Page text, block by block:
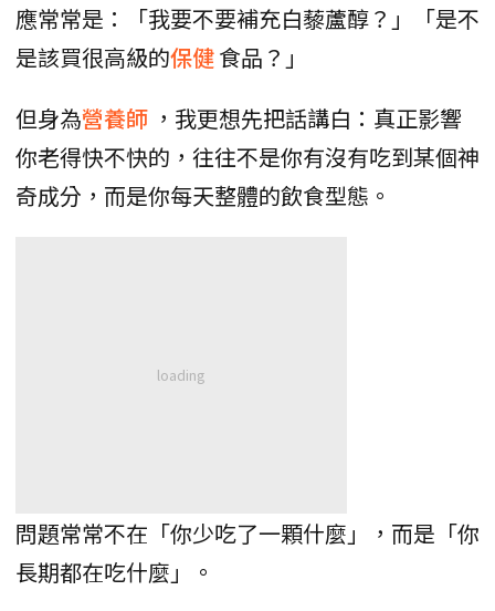
應常常是：「我要不要補充白藜蘆醇？」「是不
是該買很高級的保健食品？」
但身為營養師 ，我更想先把話講白：真正影響
你老得快不快的，往往不是你有沒有吃到某個神
奇成分，而是你每天整體的飲食型態。
問題常常不在「你少吃了一顆什麼」，而是「你
長期都在吃什麼」。